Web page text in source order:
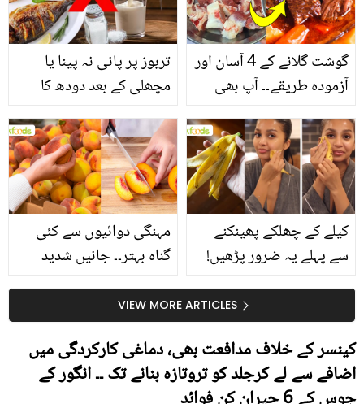
تربوز پر پانی نہ پینا یا
مچھلی کے بعد دودھ کا
سے متعلق غلط فہمیوں کی
حقیقت کیا ہے اور افواہ
کیا؟
گوشت گلانے کے 4 آسان اور
آزمودہ طریقے۔۔ آپ بھی
بتائے راز
مہنگی دوائیوں سے کئی
گناہ بہتر۔۔ جانیں شدید
کیوں کھانا چاہیے؟
کیلے کے چھلکے پھینکنے
سے پہلے یہ ضرور پڑھیں!
سستا اور قدرتی حلVIEW MORE ARTICLES
کینسر کے خلاف مدافعت بھی، دماغی کارکردگی میں
اضافے سے لے کرجلد کو تروتازہ بنانے تک ۔۔ انگور کے